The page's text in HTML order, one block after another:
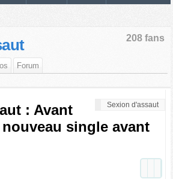
208 fans
Forum
Sexion d'assaut
: Avant
single avant